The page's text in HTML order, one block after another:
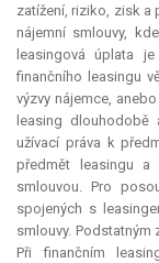
zatížení, riziko, zisk a
nájemní smlouvy,
leasingová úplata
finančního leasingu
výzvy nájemce,
leasing
užívací práva k
předmět leasingu a
smlouvou. Pro
spojených s
smlouvy.
Při finančním